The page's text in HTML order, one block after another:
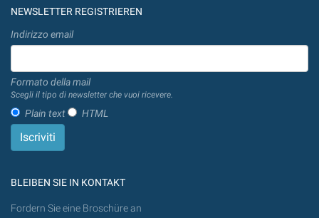
NEWSLETTER REGISTRIEREN
Indirizzo email
Formato della mail
Scegli il tipo di newsletter che vuoi ricevere.
Plain text HTML
BLEIBEN SIE IN KONTAKT
Fordern Sie eine Broschüre an